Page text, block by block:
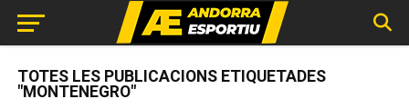
TOTES LES PUBLICACIONS ETIQUETADES
"MONTENEGRO"